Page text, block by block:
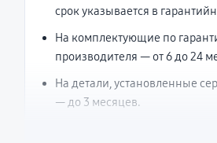
срок указывается в
На комплектующие по
производителя — от 6 до 24
На детали, установленные
— до 3 месяцев.